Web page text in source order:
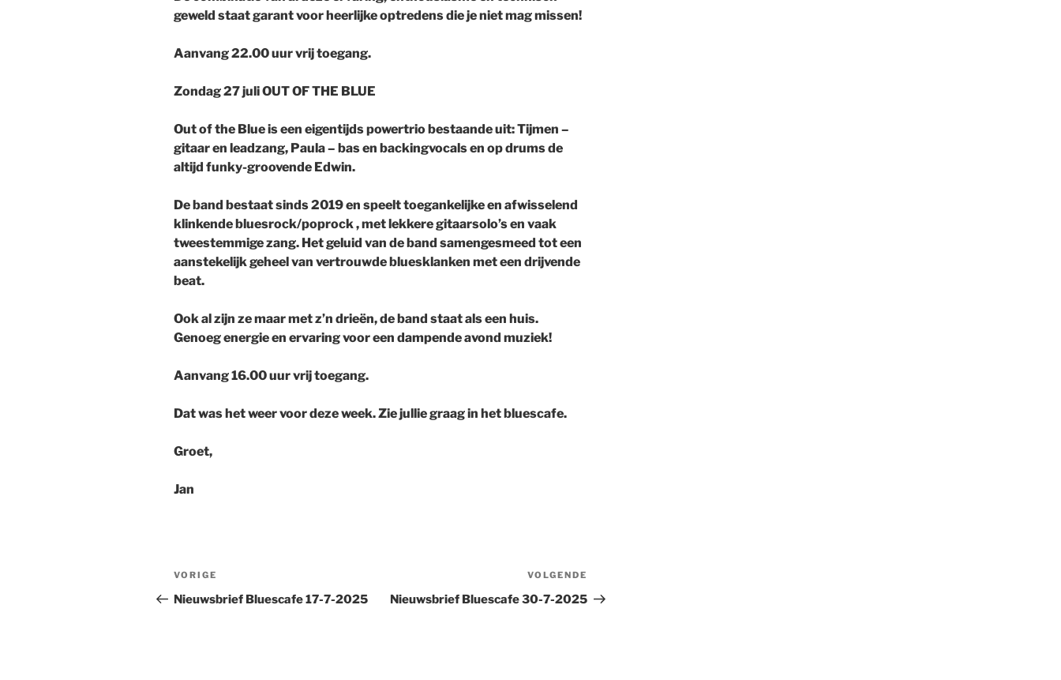
geweld staat garant voor heerlijke optredens die je niet mag missen!
Aanvang 22.00 uur vrij toegang.
Zondag 27 juli OUT OF THE BLUE
Out of the Blue is een eigentijds powertrio bestaande uit: Tijmen –
gitaar en leadzang, Paula – bas en backingvocals en op drums de
altijd funky-groovende Edwin.
De band bestaat sinds 2019 en speelt toegankelijke en afwisselend
klinkende bluesrock/poprock , met lekkere gitaarsolo’s en vaak
tweestemmige zang. Het geluid van de band samengesmeed tot een
aanstekelijk geheel van vertrouwde bluesklanken met een drijvende
beat.
Ook al zijn ze maar met z’n drieën, de band staat als een huis.
Genoeg energie en ervaring voor een dampende avond muziek!
Aanvang 16.00 uur vrij toegang.
Dat was het weer voor deze week. Zie jullie graag in het bluescafe.
Groet,
Jan
Bericht
navigatie
Vorig
bericht
VORIGE
Nieuwsbrief Bluescafe 17-7-2025
bericht
VOLGENDE
Nieuwsbrief Bluescafe 30-7-2025